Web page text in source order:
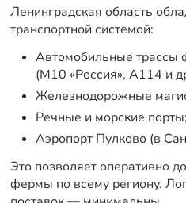
Ленинградская область
транспортной системой:
Автомобильные трассы
(М10 «Россия», А114 и
Железнодорожные
Речные и морские порты;
Аэропорт Пулково (в
Это позволяет оперативно
фермы по всему региону.